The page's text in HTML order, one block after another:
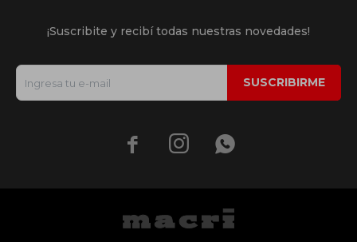
¡Suscribite y recibí todas nuestras novedades!
SUSCRIBIRME
  